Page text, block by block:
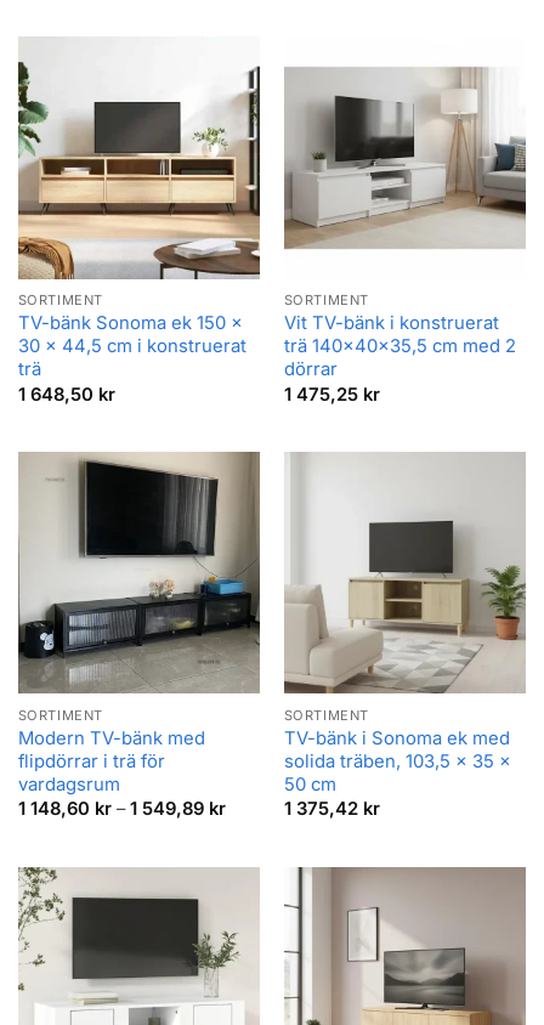
SORTIMENT
TV-bänk Sonoma ek 150 x
30 x 44,5 cm i konstruerat
trä
1 648,50 kr
SORTIMENT
Vit TV-bänk i konstruerat
trä 140x40x35,5 cm med 2
dörrar
1 475,25 kr
SORTIMENT
Modern TV-bänk med
flipdörrar i trä för
vardagsrum
1 148,60 kr – 1 549,89 krPrisintervall:
SORTIMENT
TV-bänk i Sonoma ek med
solida träben, 103,5 x 35 x
50 cm
1 375,42 kr